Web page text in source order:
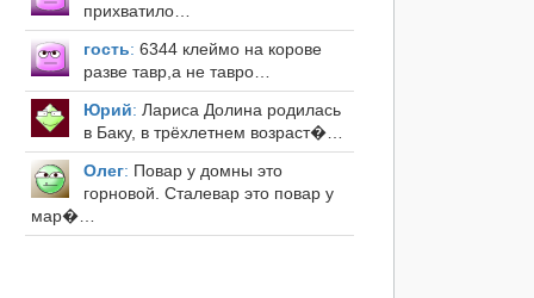
прихватило…
гость: 6344 клеймо на корове
разве тавр,а не тавро…
Юрий: Лариса Долина родилась
в Баку, в трёхлетнем возраст�…
Олег: Повар у домны это
горновой. Сталевар это повар у
мар�…